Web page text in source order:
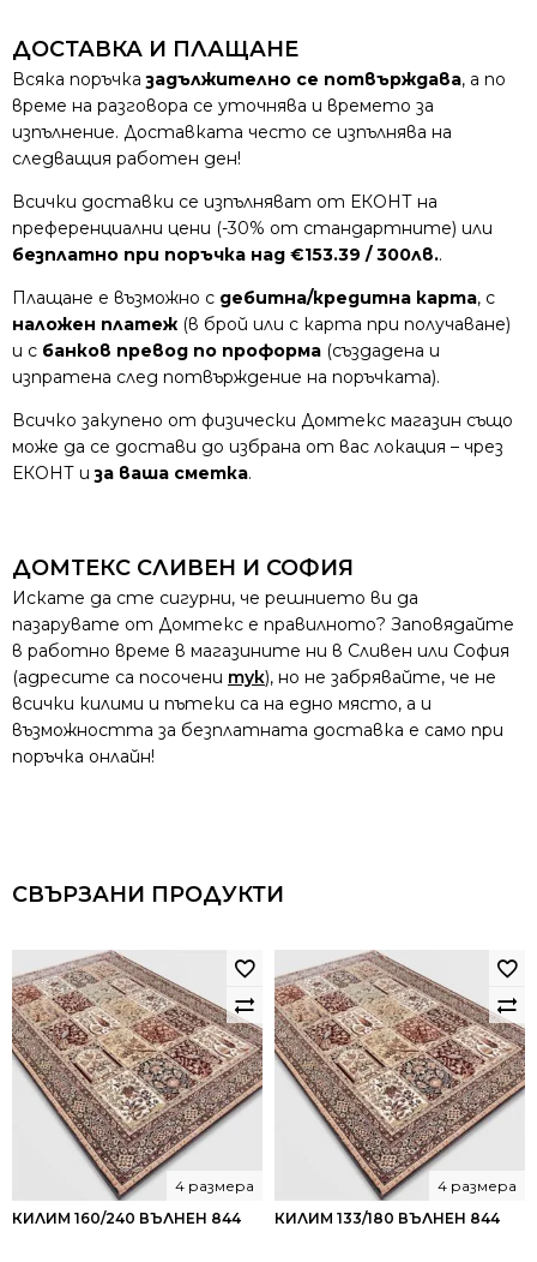
ДОСТАВКА И ПЛАЩАНЕ
Всяка поръчказадължително се потвърждава, а по
време на разговора се уточнява и времето за
изпълнение. Доставката често се изпълнява на
следващия работен ден!
Всички доставки се изпълняват от ЕКОНТ на
преференциални цени (-30% от стандартните) или
безплатно при поръчка над €153.39 / 300лв..
Плащане е възможно с дебитна/кредитна карта, с
наложен платеж (в брой или с карта при получаване)
и с банков превод по проформа (създадена и
изпратена след потвърждение на поръчката).
Всичко закупено от физически Домтекс магазин също
може да се достави до избрана от вас локация – чрез
ЕКОНТ иза ваша сметка.
ДОМТЕКС СЛИВЕН И СОФИЯ
Искате да сте сигурни, че решнието ви да
пазарувате от Домтекс е правилното? Заповядайте
в работно време в магазините ни в Сливен или София
(адресите са посочени тук), но не забрявайте, че не
всички килими и пътеки са на едно място, а и
възможността за безплатната доставка е само при
поръчка онлайн!
СВЪРЗАНИ ПРОДУКТИ
КИЛИМ 160/240 ВЪЛНЕН 844
4 размера
КИЛИМ 133/180 ВЪЛНЕН 844
4 размера